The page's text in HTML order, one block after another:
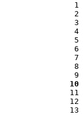
1
2
3
4
5
6
7
8
9
10
11
12
13